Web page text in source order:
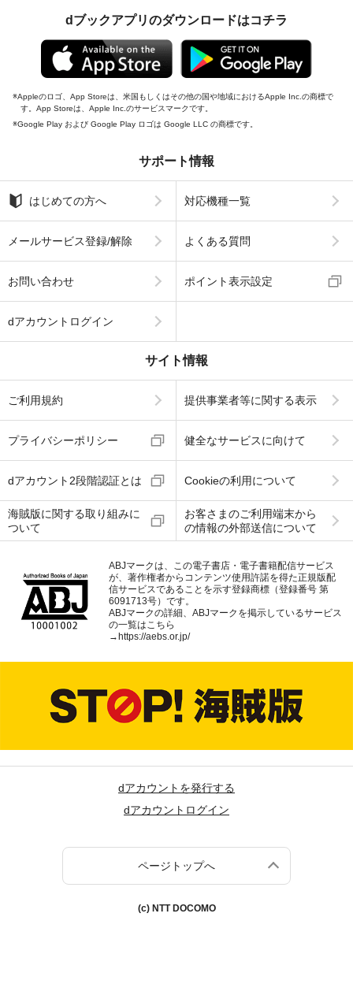
dブックアプリのダウンロードはコチラ
Appleのロゴ、App Storeは、米国もしくはその他の国や地域におけるApple Inc.の商標で
す。App Storeは、Apple Inc.のサービスマークです。
Google Play および Google Play ロゴは Google LLC の商標です。
サポート情報
はじめての方へ 対応機種一覧
メールサービス登録/解除 よくある質問
お問い合わせ ポイント表示設定
dアカウントログイン
サイト情報
ご利用規約 提供事業者等に関する表示
プライバシーポリシー 健全なサービスに向けて
dアカウント2段階認証とは Cookieの利用について
海賊版に関する取り組みに
ついて
お客さまのご利用端末から
の情報の外部送信について
ABJマークは、この電子書店・電子書籍配信サービス
が、著作権者からコンテンツ使用許諾を得た正規版配
信サービスであることを示す登録商標（登録番号 第
6091713号）です。
ABJマークの詳細、ABJマークを掲示しているサービス
の一覧はこちら
→https://aebs.or.jp/
dアカウントを発行する
dアカウントログイン
ページトップへ
(c) NTT DOCOMO